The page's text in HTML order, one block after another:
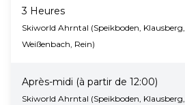
3 Heures
Skiworld Ahrntal (Speikboden, Klausberg,
Weißenbach, Rein)
Après-midi (à partir de 12:00)
Skiworld Ahrntal (Speikboden, Klausberg,